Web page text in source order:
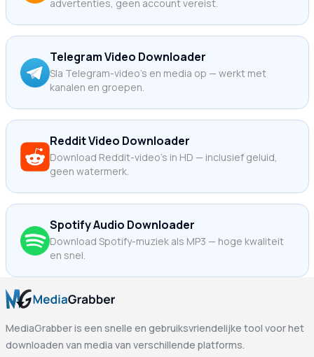
advertenties, geen account vereist.
Telegram Video Downloader
Sla Telegram-video's en media op — werkt met
kanalen en groepen.
Reddit Video Downloader
Download Reddit-video's in HD — inclusief geluid,
geen watermerk.
Spotify Audio Downloader
Download Spotify-muziek als MP3 — hoge kwaliteit
en snel.
MediaGrabber is een snelle en gebruiksvriendelijke tool voor het
downloaden van media van verschillende platforms.